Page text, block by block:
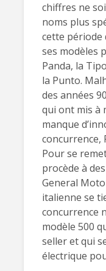
chiffres ne
noms plus
cette période
ses modèles
Panda, la
la Punto.
des années
qui ont mis à
manque
concurrence,
Pour se
procède à
General
italienne se
concurrence
modèle 500
seller et qui
électrique